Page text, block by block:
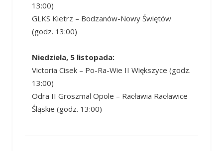
13:00)
GLKS Kietrz – Bodzanów-Nowy Świętów
(godz. 13:00)
Niedziela, 5 listopada:
Victoria Cisek – Po-Ra-Wie II Większyce (godz.
13:00)
Odra II Groszmal Opole – Racławia Racławice
Śląskie (godz. 13:00)